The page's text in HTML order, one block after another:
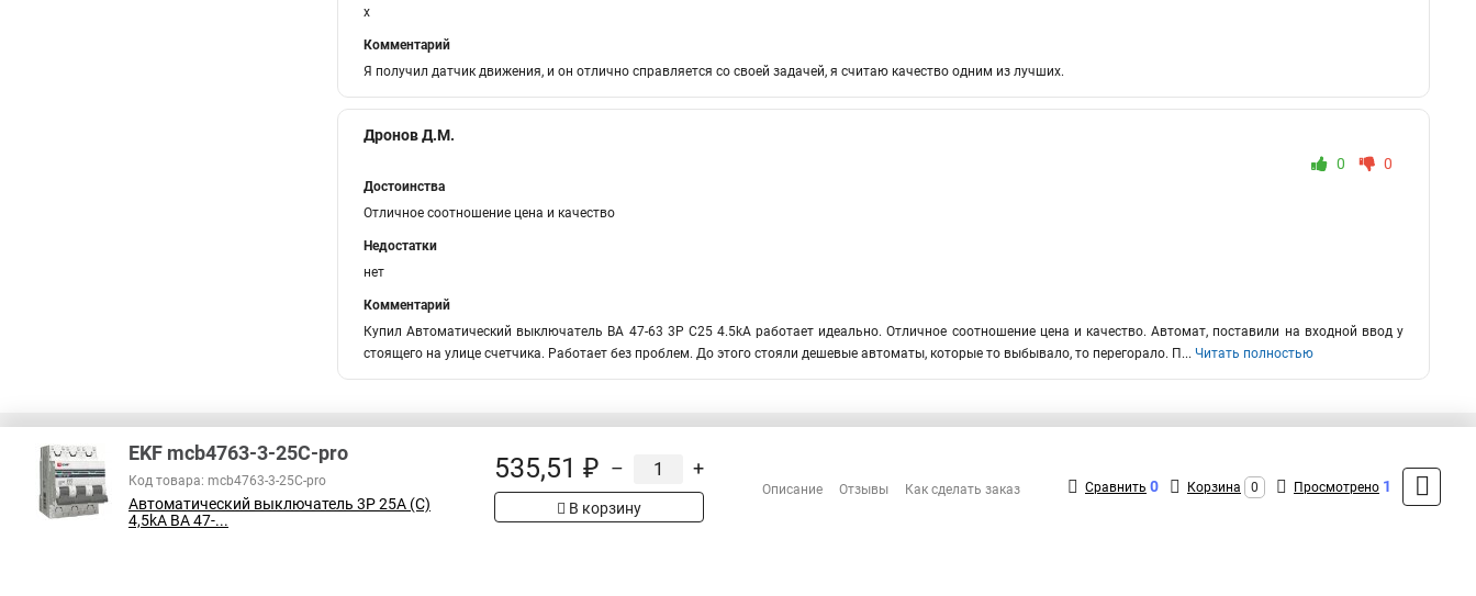
x
Комментарий
Я получил датчик движения, и он отлично справляется со своей задачей, я считаю качество одним из лучших.
Дронов Д.М.
0
0
Достоинства
Отличное соотношение цена и качество
Недостатки
нет
Комментарий
Купил Автоматический выключатель ВА 47-63 3P C25 4.5kA работает идеально. Отличное соотношение цена и качество. Автомат, поставили на входной ввод у
стоящего на улице счетчика. Работает без проблем. До этого стояли дешевые автоматы, которые то выбывало, то перегорало. П ... Читать полностью
В соответствии с пунктом 2 статьи 437 ГК РФ, вся информация о товарах на сайте имеет
Сотрудничество
+7 (495) 431-16-66
MAX: +7 (916) 031-40-57
EKF mcb4763-3-25C-pro
Код товара: mcb4763-3-25C-pro
Автоматический выключатель 3P 25А (C)
4,5kA ВА 47-...
535,51 ₽ – +
В корзину
Описание Отзывы Как сделать заказ Сравнить 0 Корзина 0 Просмотрено 1